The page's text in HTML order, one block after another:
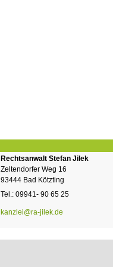
Rechtsanwalt Stefan Jilek
Zeltendorfer Weg 16
93444 Bad Kötzting
Tel.: 09941- 90 65 25
kanzlei@ra-jilek.de